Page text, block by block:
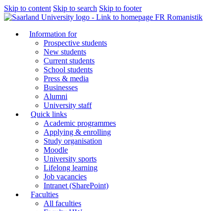
Skip to content Skip to search Skip to footer
FR Romanistik
Information for
Prospective students
New students
Current students
School students
Press & media
Businesses
Alumni
University staff
Quick links
Academic programmes
Applying & enrolling
Study organisation
Moodle
University sports
Lifelong learning
Job vacancies
Intranet (SharePoint)
Faculties
All faculties